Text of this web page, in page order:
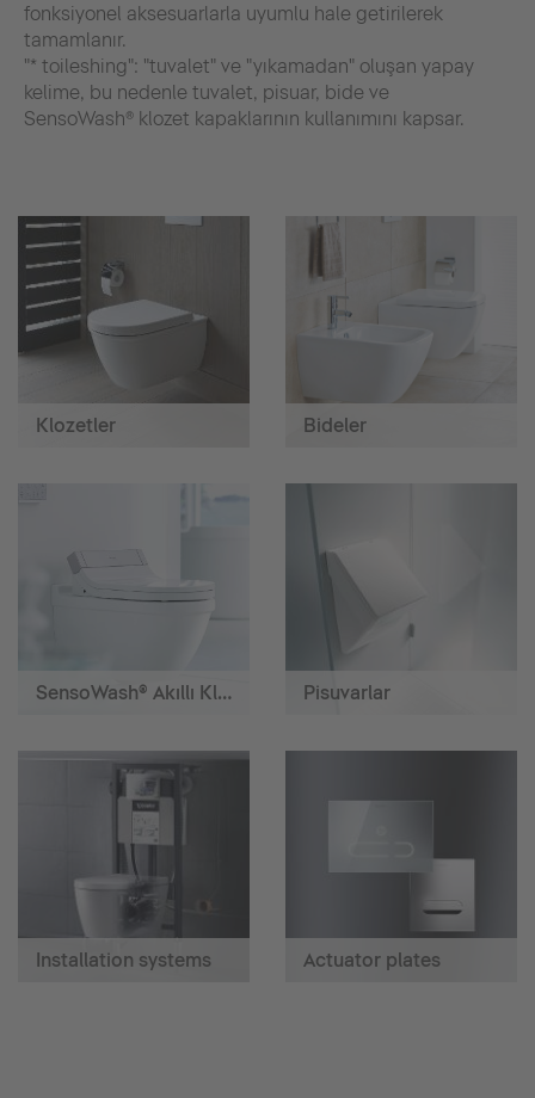
fonksiyonel aksesuarlarla uyumlu hale getirilerek
tamamlanır.
"* toileshing": "tuvalet" ve "yıkamadan" oluşan yapay
kelime, bu nedenle tuvalet, pisuar, bide ve
SensoWash® klozet kapaklarının kullanımını kapsar.
Klozetler Bideler
SensoWash® Akıllı Klozetler Pisuvarlar
Installation systems Actuator plates